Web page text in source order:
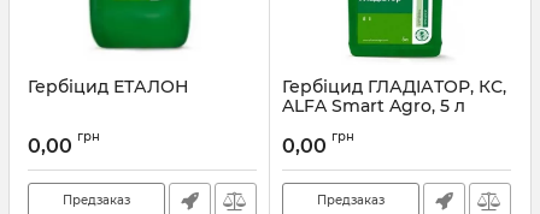
Гербіцид ЕТАЛОН
0,00 грн
Предзаказ
Гербіцид ГЛАДІАТОР, КС,
ALFA Smart Agro, 5 л
0,00 грн
Предзаказ